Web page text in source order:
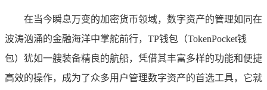
在当今瞬息万变的加密货币领域，数字资产的管理如同在
波涛汹涌的金融海洋中掌舵前行，TP钱包（TokenPocket钱
包）犹如一艘装备精良的航船，凭借其丰富多样的功能和便捷
高效的操作，成为了众多用户管理数字资产的首选工具，它就